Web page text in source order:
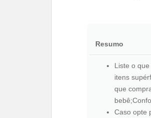
Resumo
Liste o
itens
que
Caso opte